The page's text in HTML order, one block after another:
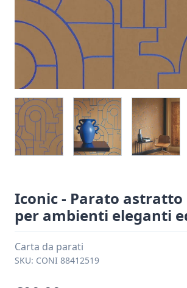
Iconic - Parato
per ambienti eleganti
Carta da parati
SKU: CONI 88412519